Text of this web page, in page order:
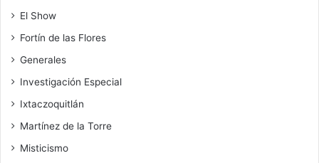
El Show
Fortín de las Flores
Generales
Investigación Especial
Ixtaczoquitlán
Martínez de la Torre
Misticismo